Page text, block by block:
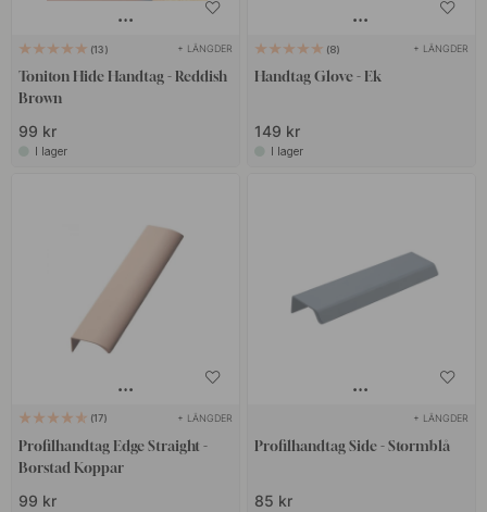
13 + LÄNGDER
Toniton Hide Handtag - Reddish
Brown
99 kr
I lager
8 + LÄNGDER
Handtag Glove - Ek
149 kr
I lager
17 + LÄNGDER
Profilhandtag Edge Straight -
Borstad Koppar
99 kr
+ LÄNGDER
Profilhandtag Side - Stormblå
85 kr